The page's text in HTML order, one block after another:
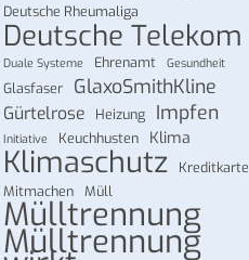
Deutsche Rheumaliga
Deutsche Telekom
Duale Systeme Ehrenamt Gesundheit
Glasfaser GlaxoSmithKline
Gürtelrose Heizung Impfen
Initiative Keuchhusten Klima
Klimaschutz
Kreditkarte
Mitmachen Müll
Mülltrennung
Mülltrennung